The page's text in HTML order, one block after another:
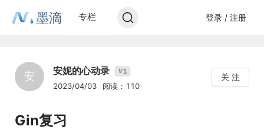
墨滴 专栏 登录 / 注册
安 安妮的心动录 V1
2023/04/03 阅读：110
关 注
Gin复习